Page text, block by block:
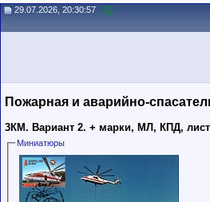
29.07.2026, 20:30:57
Пожарная и аварийно-
3КМ. Вариант 2. + марки, МЛ, КПД,
Миниатюры